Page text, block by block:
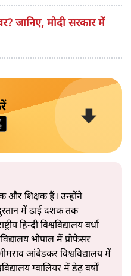
जानिए, मोदी सरकार में
और शिक्षक हैं। उन्होंने
में ढाई दशक तक
हिन्दी विश्वविद्यालय वर्धा
भोपाल में प्रोफेसर
आंबेडकर विश्वविद्यालय में
ग्वालियर में डेढ़ वर्षों